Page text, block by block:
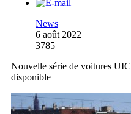
News
6 août 2022
3785
Nouvelle série de voitures UIC
disponible